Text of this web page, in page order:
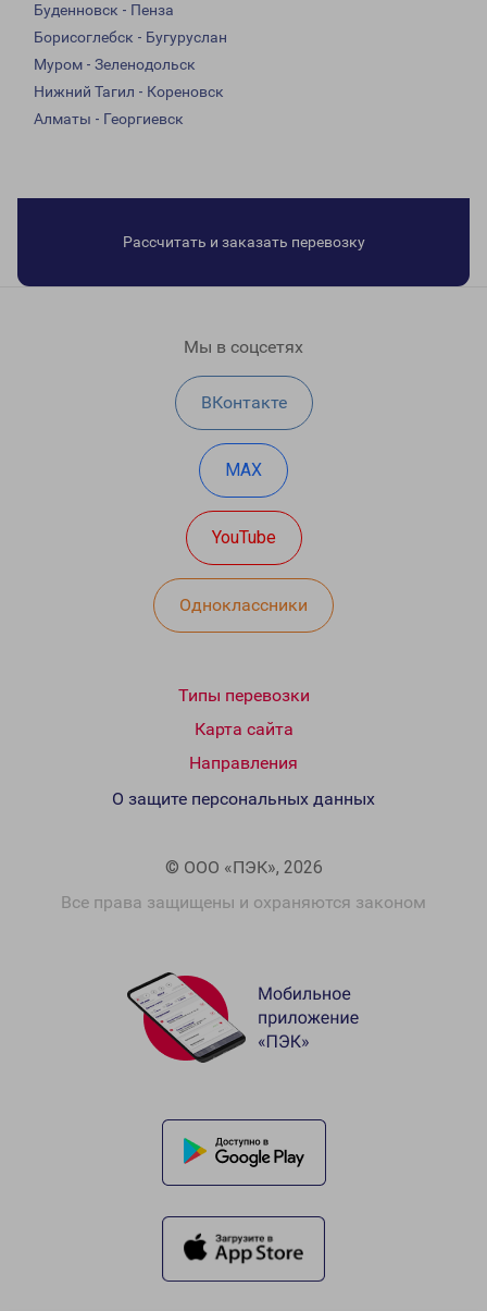
Буденновск - Пенза
Борисоглебск - Бугуруслан
Муром - Зеленодольск
Нижний Тагил - Кореновск
Алматы - Георгиевск
Рассчитать и заказать перевозку
Мы в соцсетях
ВКонтакте
MAX
YouTube
Одноклассники
Типы перевозки
Карта сайта
Направления
© ООО «ПЭК», 2026
Все права защищены и охраняются законом
О защите персональных данных